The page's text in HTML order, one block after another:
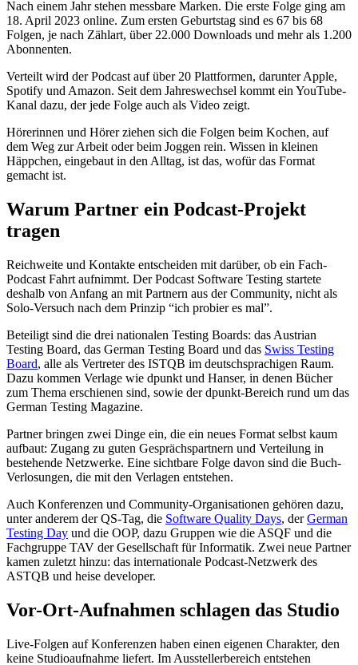
Nach einem Jahr stehen messbare Marken. Die erste Folge ging am
18. April 2023 online. Zum ersten Geburtstag sind es 67 bis 68
Folgen, je nach Zählart, über 22.000 Downloads und mehr als 1.200
Abonnenten.
Verteilt wird der Podcast auf über 20 Plattformen, darunter Apple,
Spotify und Amazon. Seit dem Jahreswechsel kommt ein YouTube-
Kanal dazu, der jede Folge auch als Video zeigt.
Hörerinnen und Hörer ziehen sich die Folgen beim Kochen, auf
dem Weg zur Arbeit oder beim Joggen rein. Wissen in kleinen
Häppchen, eingebaut in den Alltag, ist das, wofür das Format
gemacht ist.
Warum Partner ein Podcast-Projekt
tragen
Reichweite und Kontakte entscheiden mit darüber, ob ein Fach-
Podcast Fahrt aufnimmt. Der Podcast Software Testing startete
deshalb von Anfang an mit Partnern aus der Community, nicht als
Solo-Versuch nach dem Prinzip “ich probier es mal”.
Beteiligt sind die drei nationalen Testing Boards: das Austrian
Testing Board, das German Testing Board und das Swiss Testing
Board, alle als Vertreter des ISTQB im deutschsprachigen Raum.
Dazu kommen Verlage wie dpunkt und Hanser, in denen Bücher
zum Thema erschienen sind, sowie der dpunkt-Bereich rund um das
German Testing Magazine.
Partner bringen zwei Dinge ein, die ein neues Format selbst kaum
aufbaut: Zugang zu guten Gesprächspartnern und Verteilung in
bestehende Netzwerke. Eine sichtbare Folge davon sind die Buch-
Verlosungen, die mit den Verlagen entstehen.
Auch Konferenzen und Community-Organisationen gehören dazu,
unter anderem der QS-Tag, die Software Quality Days, derGerman
Testing Day und die OOP, dazu Gruppen wie die ASQF und die
Fachgruppe TAV der Gesellschaft für Informatik. Zwei neue Partner
kamen zuletzt hinzu: das internationale Podcast-Netzwerk des
ASTQB und heise developer.
Vor-Ort-Aufnahmen schlagen das Studio
Live-Folgen auf Konferenzen haben einen eigenen Charakter, den
keine Studioaufnahme liefert. Im Ausstellerbereich entstehen